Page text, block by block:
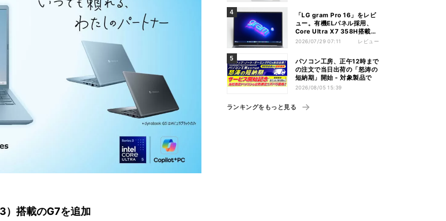
）搭載のG7を追加
「LG gram Pro 16」をレビ
ュー。有機ELパネル採用、
Core Ultra X7 358H搭載の
高性能モデルを試す
2026/07/29 07:11 レビュー
パソコン工房、正午12時まで
の注文で当日出荷の「怒涛の
短納期」開始 - 対象製品で
2026/08/05 15:39
ランキングをもっと見る